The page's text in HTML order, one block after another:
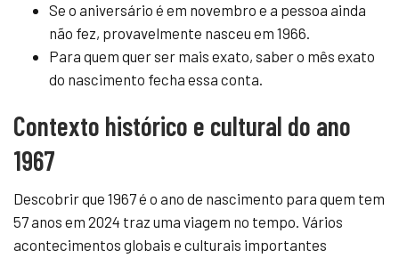
Se o aniversário é em novembro e a pessoa ainda
não fez, provavelmente nasceu em 1966.
Para quem quer ser mais exato, saber o mês exato
do nascimento fecha essa conta.
Contexto histórico e cultural do ano
1967
Descobrir que 1967 é o ano de nascimento para quem tem
57 anos em 2024 traz uma viagem no tempo. Vários
acontecimentos globais e culturais importantes